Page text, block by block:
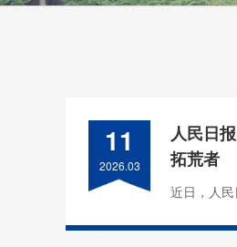
11
2026.03
人民日
拓荒者
近日，人